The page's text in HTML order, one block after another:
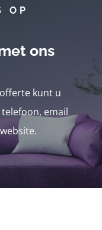
OP
ons
kunt u
email